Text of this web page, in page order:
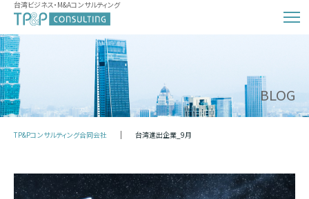
台湾ビジネス・M&Aコンサルティング
BLOG
TP&Pコンサルティング合同会社 台湾進出企業_9月